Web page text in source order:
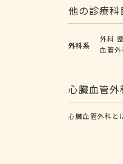
他の診療科
外科系
外科
血管外
心臓血管外
心臓血管外科と